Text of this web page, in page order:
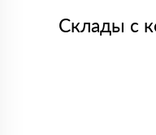
Склады с